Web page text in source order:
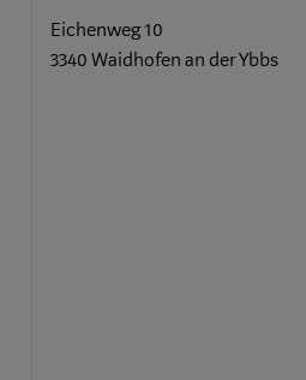
Eichenweg 10
3340 Waidhofen an der Ybbs